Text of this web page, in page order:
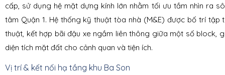
cấp, sử dụng hệ mặt dựng kính lớn nhằm tối ưu tầm nhìn ra
tâm Quận 1. Hệ thống kỹ thuật tòa nhà (M&E) được bố trí
thuật, kết hợp bãi đậu xe ngầm liên thông giữa một số block,
diện tích mặt đất cho cảnh quan và tiện ích.
Vị trí & kết nối hạ tầng khu Ba Son